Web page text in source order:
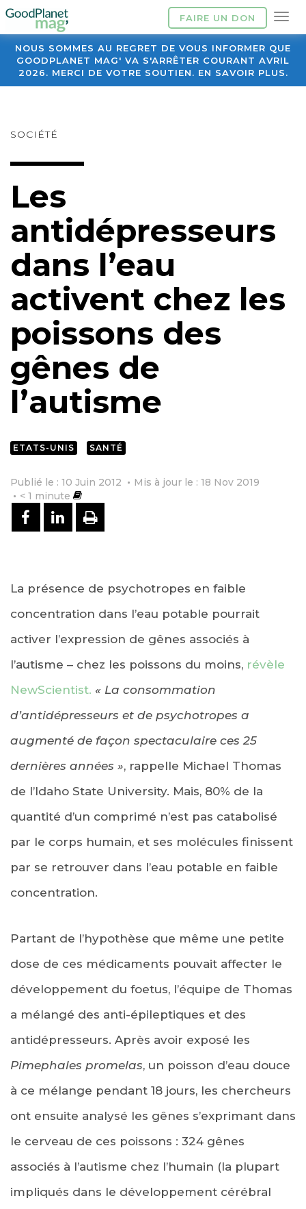
FAIRE UN DON
NOUS SOMMES AU REGRET DE VOUS INFORMER QUE
GOODPLANET MAG' VA S'ARRÊTER COURANT AVRIL
2026. MERCI DE VOTRE SOUTIEN. EN SAVOIR PLUS.
SOCIÉTÉ
Les
antidépresseurs
dans l’eau
activent chez les
poissons des
gênes de
l’autisme
ETATS-UNIS SANTÉ
Publié le : 10 Juin 2012
Mis à jour le : 18 Nov 2019
< 1 minute
PARTAGER SUR FACEBOOK
PARTAGER SUR LINKEDIN
IMPRIMER
La présence de psychotropes en faible
concentration dans l’eau potable pourrait
activer l’expression de gênes associés à
l’autisme – chez les poissons du moins, révèle
NewScientist. « La consommation
d’antidépresseurs et de psychotropes a
augmenté de façon spectaculaire ces 25
dernières années », rappelle Michael Thomas
de l’Idaho State University. Mais, 80% de la
quantité d’un comprimé n’est pas catabolisé
par le corps humain, et ses molécules finissent
par se retrouver dans l’eau potable en faible
concentration.
Partant de l’hypothèse que même une petite
dose de ces médicaments pouvait affecter le
développement du foetus, l’équipe de Thomas
a mélangé des anti-épileptiques et des
antidépresseurs. Après avoir exposé les
Pimephales promelas, un poisson d’eau douce
à ce mélange pendant 18 jours, les chercheurs
ont ensuite analysé les gênes s’exprimant dans
le cerveau de ces poissons : 324 gênes
associés à l’autisme chez l’humain (la plupart
impliqués dans le développement cérébral